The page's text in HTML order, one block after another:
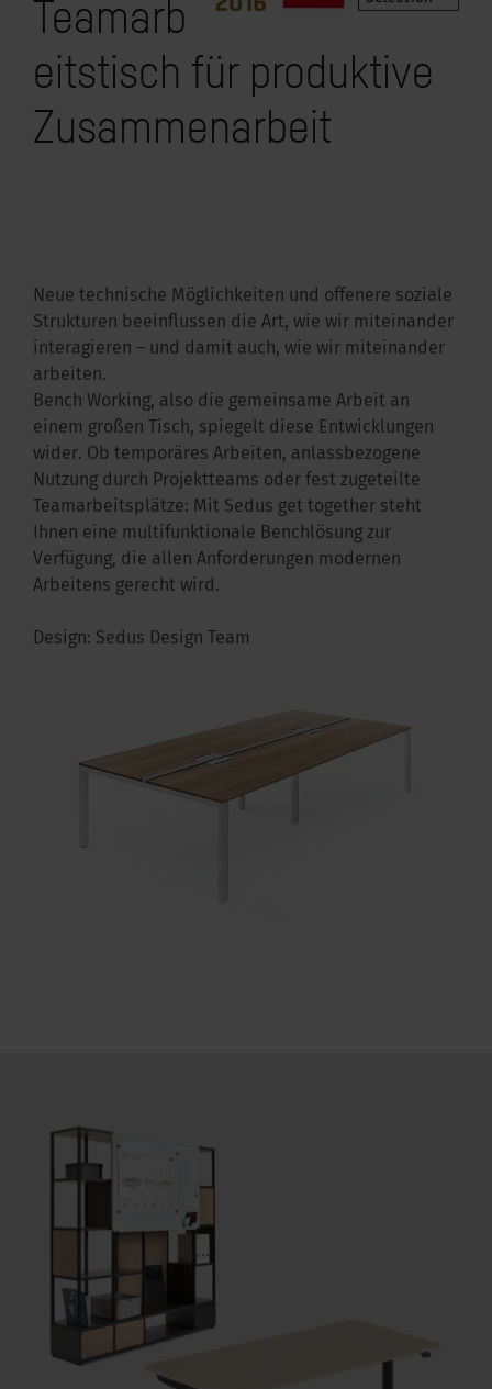
im Büro
Teamarb
eitstisch für produktive
Zusammenarbeit
Neue technische Möglichkeiten und offenere soziale
Strukturen beeinflussen die Art, wie wir miteinander
interagieren – und damit auch, wie wir miteinander
arbeiten.
Bench Working, also die gemeinsame Arbeit an
einem großen Tisch, spiegelt diese Entwicklungen
wider. Ob temporäres Arbeiten, anlassbezogene
Nutzung durch Projektteams oder fest zugeteilte
Teamarbeitsplätze: Mit Sedus get together steht
Ihnen eine multifunktionale Benchlösung zur
Verfügung, die allen Anforderungen modernen
Arbeitens gerecht wird.
Design: Sedus Design Team